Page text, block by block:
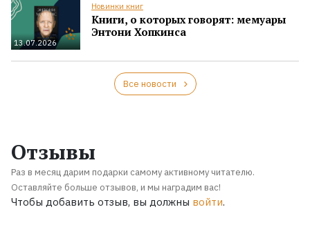
13.07.2026
Новинки книг
Книги, о которых говорят: мемуары
Энтони Хопкинса
Все новости
Отзывы
Раз в месяц дарим подарки самому активному читателю.
Оставляйте больше отзывов, и мы наградим вас!
Чтобы добавить отзыв, вы должны войти.